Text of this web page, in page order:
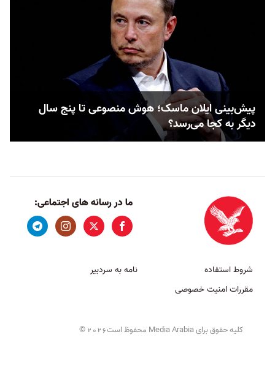
پیش‌بینی ایلان ماسک؛ هوش منصوعی تا پنج سال
دیگر به کجا می‌رسد؟
ما در رسانه های اجتماعی:
شروط استفاده
مقررات امنیت خصوصی
نامه به سردبیر
کلیه حقوق برای Media Arabia محفوظ است 2026
©